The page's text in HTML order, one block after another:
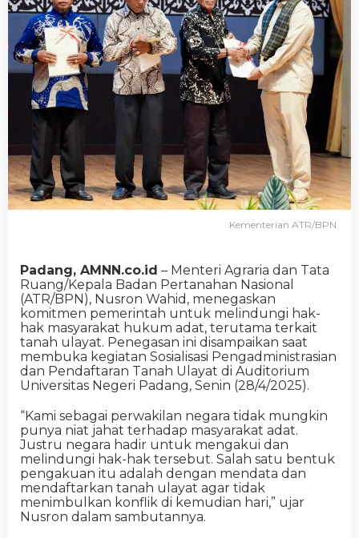
Kementerian ATR/BPN.
Padang, AMNN.co.id – Menteri Agraria dan Tata
Ruang/Kepala Badan Pertanahan Nasional
(ATR/BPN), Nusron Wahid, menegaskan
komitmen pemerintah untuk melindungi hak-
hak masyarakat hukum adat, terutama terkait
tanah ulayat. Penegasan ini disampaikan saat
membuka kegiatan Sosialisasi Pengadministrasian
dan Pendaftaran Tanah Ulayat di Auditorium
Universitas Negeri Padang, Senin (28/4/2025).
“Kami sebagai perwakilan negara tidak mungkin
punya niat jahat terhadap masyarakat adat.
Justru negara hadir untuk mengakui dan
melindungi hak-hak tersebut. Salah satu bentuk
pengakuan itu adalah dengan mendata dan
mendaftarkan tanah ulayat agar tidak
menimbulkan konflik di kemudian hari,” ujar
Nusron dalam sambutannya.